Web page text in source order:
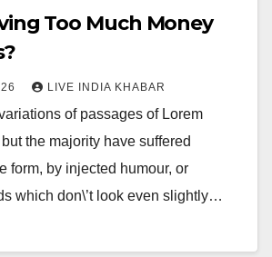
Too Much Money
LIVE INDIA KHABAR
of passages of Lorem
the majority have suffered
form, by injected humour, or
which don\’t look even slightly…